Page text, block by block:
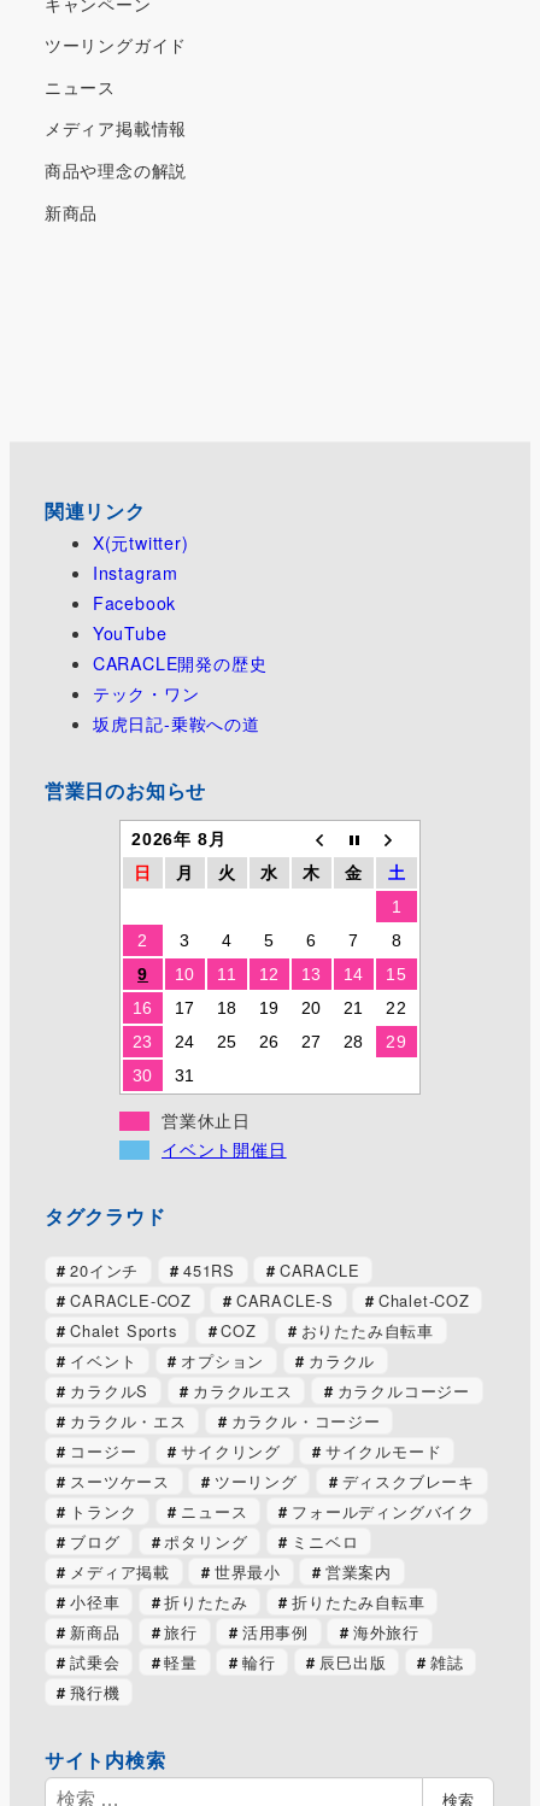
ツーリングガイド
ニュース
メディア掲載情報
商品や理念の解説
新商品
関連リンク
X(元twitter)
Instagram
Facebook
YouTube
CARACLE開発の歴史
テック・ワン
坂虎日記-乗鞍への道
営業日のお知らせ
2026年 8月
日
月 火 水 木 金
土
1
2
3 4 5 6 7
8
9
10 11 12 13 14
15
16
17 18 19 20 21
22
23
24 25 26 27 28
29
30
31
営業休止日
イベント開催日
タグクラウド
20インチ 451RS
CARACLE
CARACLE-COZ
CARACLE-S
Chalet-COZ
Chalet Sports
COZ
おりたたみ自転車
イベント
オプション
カラクル
カラクルS
カラクルエス
カラクルコージー
カラクル・エス
カラクル・コージー
コージー
サイクリング
サイクルモード
スーツケース
ツーリング
ディスクブレーキ
トランク
ニュース
フォールディングバイク
ブログ
ポタリング
ミニベロ
メディア掲載
世界最小
営業案内
小径車
折りたたみ
折りたたみ自転車
新商品
旅行 活用事例
海外旅行
試乗会
軽量 輪行 辰巳出版
雑誌
飛行機
サイト内検索
検 検索